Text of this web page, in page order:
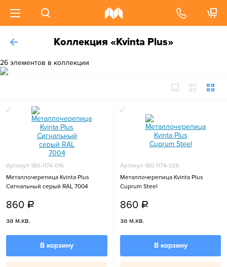
Коллекция «Kvinta Plus»
26 элементов в коллекции
Артикул 180-1174-016
Металлочерепица Kvinta Plus
Сигнальный серый RAL 7004
Артикул 180-1174-026
Металлочерепица Kvinta Plus
Cuprum Steel
860 a
за м.кв.
860 a
за м.кв.
В корзину В корзину